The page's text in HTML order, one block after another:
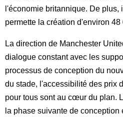
l'économie britannique. De plus,
permette la création d'environ
La direction de Manchester
dialogue constant avec les
processus de conception du
du stade, l'accessibilité des prix
pour tous sont au cœur du plan.
la phase suivante de conception